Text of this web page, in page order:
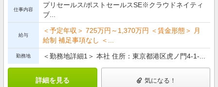
仕事内容
プリセールス/ポストセールスSE※クラウドネイティ
ブ...
給与
＜予定年収＞ 725万円～1,370万円 ＜賃金形態＞ 月
給制 補足事項なし ＜...
勤務地 ＜勤務地詳細1＞ 本社 住所：東京都港区虎ノ門4-1-...
詳細を見る 気になる！